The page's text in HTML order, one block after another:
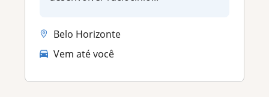
Belo Horizonte
Vem até você